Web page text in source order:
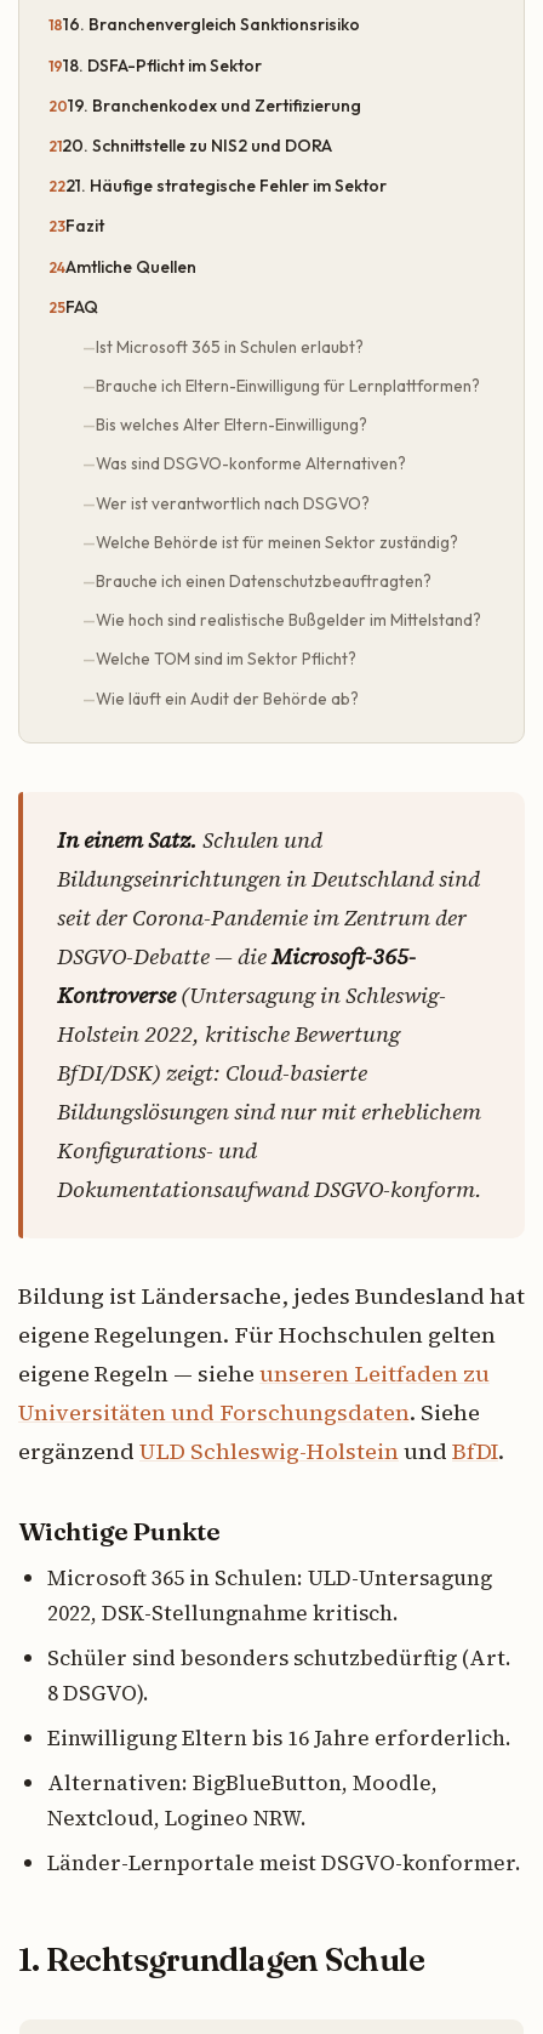
16. Branchenvergleich Sanktionsrisiko
18. DSFA-Pflicht im Sektor
19. Branchenkodex und Zertifizierung
20. Schnittstelle zu NIS2 und DORA
21. Häufige strategische Fehler im Sektor
Fazit
Amtliche Quellen
FAQ
Ist Microsoft 365 in Schulen erlaubt?
Brauche ich Eltern-Einwilligung für Lernplattformen?
Bis welches Alter Eltern-Einwilligung?
Was sind DSGVO-konforme Alternativen?
Wer ist verantwortlich nach DSGVO?
Welche Behörde ist für meinen Sektor zuständig?
Brauche ich einen Datenschutzbeauftragten?
Wie hoch sind realistische Bußgelder im Mittelstand?
Welche TOM sind im Sektor Pflicht?
Wie läuft ein Audit der Behörde ab?
In einem Satz. Schulen und
Bildungseinrichtungen in Deutschland sind
seit der Corona-Pandemie im Zentrum der
DSGVO-Debatte — dieMicrosoft-365-
Kontroverse(Untersagung in Schleswig-
Holstein 2022, kritische Bewertung
BfDI/DSK) zeigt: Cloud-basierte
Bildungslösungen sind nur mit erheblichem
Konfigurations- und
Dokumentationsaufwand DSGVO-konform.
Bildung ist Ländersache, jedes Bundesland hat
eigene Regelungen. Für Hochschulen gelten
eigene Regeln — siehe unseren Leitfaden zu
Universitäten und Forschungsdaten. Siehe
ergänzend ULD Schleswig-Holsteinund BfDI.
Wichtige Punkte
Microsoft 365 in Schulen: ULD-Untersagung
2022, DSK-Stellungnahme kritisch.
Schüler sind besonders schutzbedürftig (Art.
8 DSGVO).
Einwilligung Eltern bis 16 Jahre erforderlich.
Alternativen: BigBlueButton, Moodle,
Nextcloud, Logineo NRW.
Länder-Lernportale meist DSGVO-konformer.
1. Rechtsgrundlagen Schule